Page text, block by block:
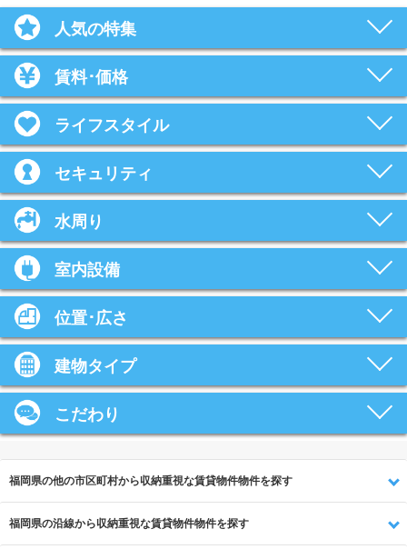
人気の特集
賃料･価格
ライフスタイル
セキュリティ
水周り
室内設備
位置･広さ
建物タイプ
こだわり
福岡県の他の市区町村から収納重視な賃貸物件物件を探す
福岡県の沿線から収納重視な賃貸物件物件を探す